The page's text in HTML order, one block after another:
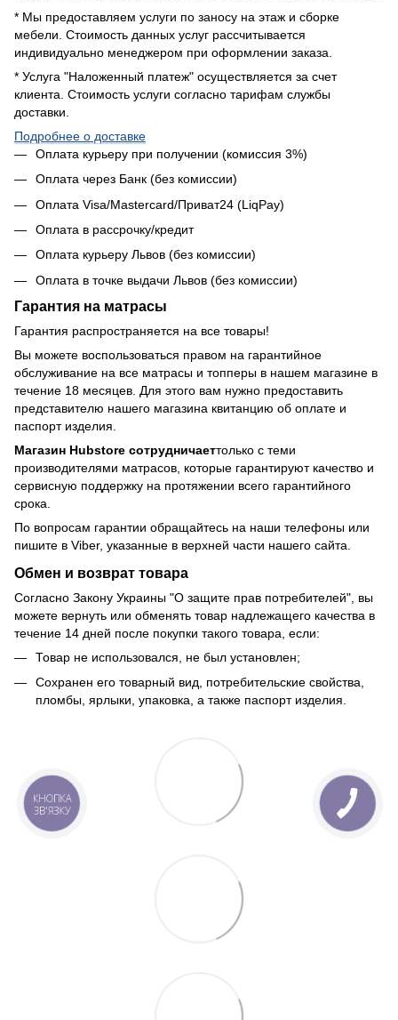
* Мы предоставляем услуги по заносу на этаж и сборке
мебели. Стоимость данных услуг рассчитывается
индивидуально менеджером при оформлении заказа.
* Услуга "Наложенный платеж" осуществляется за счет
клиента. Стоимость услуги согласно тарифам службы
доставки.
Подробнее о доставке
Оплата курьеру при получении (комиссия 3%)
Оплата через Банк (без комиссии)
Оплата Visa/Mastercard/Приват24 (LiqPay)
Оплата в рассрочку/кредит
Оплата курьеру Львов (без комиссии)
Оплата в точке выдачи Львов (без комиссии)
Гарантия на матрасы
Гарантия распространяется на все товары!
Вы можете воспользоваться правом на гарантийное
обслуживание на все матрасы и топперы в нашем магазине в
течение 18 месяцев. Для этого вам нужно предоставить
представителю нашего магазина квитанцию об оплате и
паспорт изделия.
Магазин Hubstore сотрудничаеттолько с теми
производителями матрасов, которые гарантируют качество и
сервисную поддержку на протяжении всего гарантийного
срока.
По вопросам гарантии обращайтесь на наши телефоны или
пишите в Viber, указанные в верхней части нашего сайта.
Обмен и возврат товара
Согласно Закону Украины "О защите прав потребителей", вы
можете вернуть или обменять товар надлежащего качества в
течение 14 дней после покупки такого товара, если:
Товар не использовался, не был установлен;
Сохранен его товарный вид, потребительские свойства,
пломбы, ярлыки, упаковка, а также паспорт изделия.
КНОПКА
ЗВ'ЯЗКУ